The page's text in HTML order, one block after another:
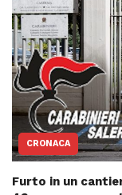
CRONACA
Furto in un